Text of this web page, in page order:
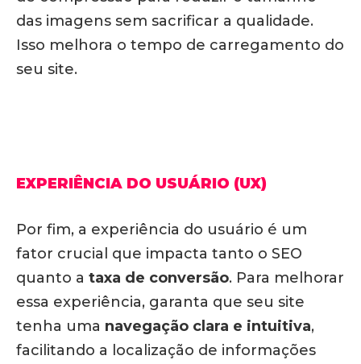
das imagens sem sacrificar a qualidade.
Isso melhora o tempo de carregamento do
seu site.
EXPERIÊNCIA DO USUÁRIO (UX)
Por fim, a experiência do usuário é um
fator crucial que impacta tanto o SEO
quanto a taxa de conversão. Para melhorar
essa experiência, garanta que seu site
tenha uma navegação clara e intuitiva,
facilitando a localização de informações